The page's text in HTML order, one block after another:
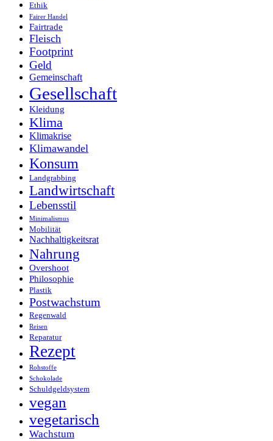
Ethik
Fairer Handel
Fairtrade
Fleisch
Footprint
Geld
Gemeinschaft
Gesellschaft
Kleidung
Klima
Klimakrise
Klimawandel
Konsum
Landgrabbing
Landwirtschaft
Lebensstil
Minimalismus
Mobilität
Nachhaltigkeitsrat
Nahrung
Overshoot
Philosophie
Plastik
Postwachstum
Regenwald
Reisen
Reparatur
Rezept
Rohstoffe
Schokolade
Schuldgeldsystem
vegan
vegetarisch
Wachstum